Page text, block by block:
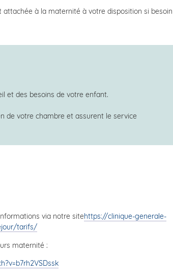
à la maternité à votre disposition si besoin
et des besoins de votre enfant.
de votre chambre et assurent le service
via notre sitehttps://clinique-generale-
tarifs/
maternité :